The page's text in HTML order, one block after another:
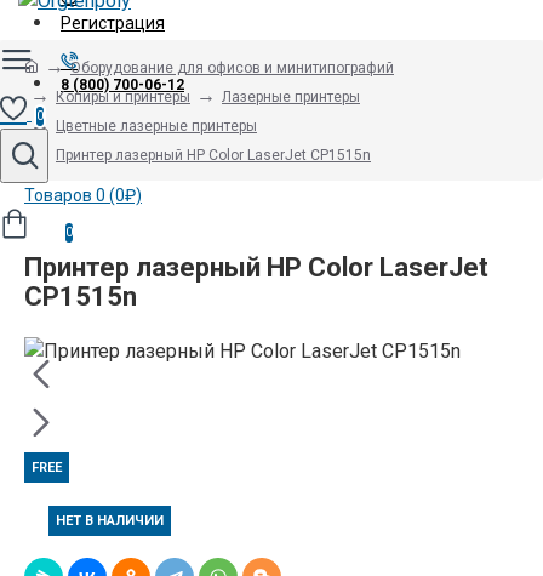
Регистрация
8 (800) 700-06-12
0
Товаров 0 (0₽)
0
Оборудование для офисов и минитипографий
Копиры и принтеры
Лазерные принтеры
Цветные лазерные принтеры
Принтер лазерный HP Color LaserJet CP1515n
Принтер лазерный HP Color LaserJet
CP1515n
FREE
НЕТ В НАЛИЧИИ